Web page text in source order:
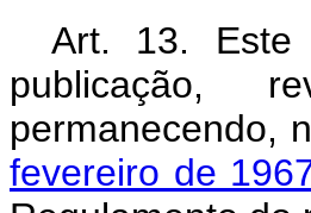
Art. 13. Este
publicação,
permanecendo,
fevereiro de